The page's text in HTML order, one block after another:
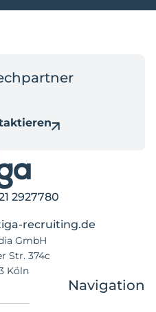
2927780
recruiting.de
GmbH
Str. 374c
Köln
Navigation